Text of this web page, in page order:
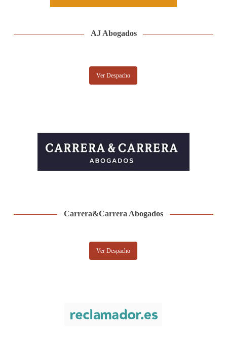
AJ Abogados
Ver Despacho
Carrera&Carrera Abogados
Ver Despacho